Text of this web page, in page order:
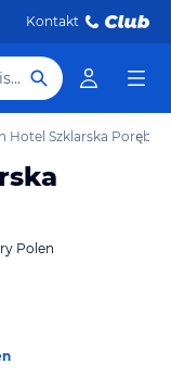
Kontakt
Hotel, Reiseziel
Hotel Szklarska Poręba
Polen